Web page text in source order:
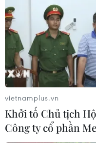
Bridgestone Việt
dòng lốp hiệu suất
Potenza
24/07/2026 06:46
Hà Nội xây dựng
người thu nhập thấp
24/07/2026 06:15
vietnamplus.vn
Khởi tố Chủ tịch
Công ty cổ phần